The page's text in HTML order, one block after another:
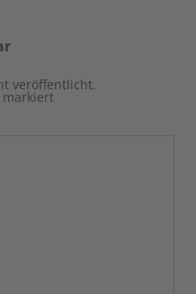
veröffentlicht.
markiert